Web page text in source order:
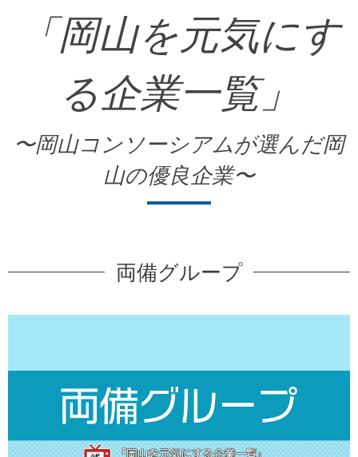
「岡山を元気にす
る企業一覧」
〜岡山コンソーシアムが選んだ岡
山の優良企業〜
両備グループ